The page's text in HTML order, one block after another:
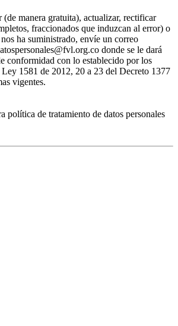
(de manera gratuita), actualizar, rectificar
fraccionados que induzcan al error) o
ha suministrado, envíe un correo
donde se le dará
conformidad con lo establecido por los
1581 de 2012, 20 a 23 del Decreto 1377
vigentes.
política de tratamiento de datos personales